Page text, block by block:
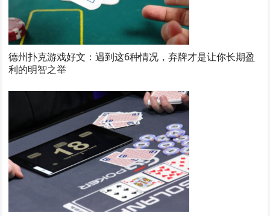
德州扑克游戏好文：遇到这6种情况，弃牌才是让你长期盈
利的明智之举